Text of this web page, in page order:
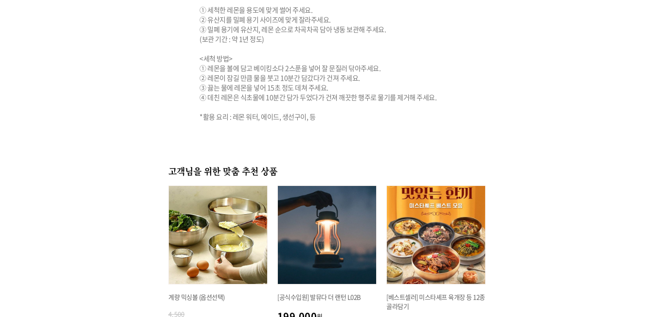
① 세척한 레몬을 용도에 맞게 썰어 주세요.
② 유산지를 밀폐 용기 사이즈에 맞게 잘라주세요.
③ 밀폐 용기에 유산지, 레몬 순으로 차곡차곡 담아 냉동 보관해 주세요.
(보관 기간 : 약 1년 정도)
<세척 방법>
① 레몬을 볼에 담고 베이킹소다 2스푼을 넣어 잘 문질러 닦아주세요.
② 레몬이 잠길 만큼 물을 붓고 10분간 담갔다가 건져 주세요.
③ 끓는 물에 레몬을 넣어 15초 정도 데쳐 주세요.
④ 데친 레몬은 식초물에 10분간 담가 두었다가 건져 깨끗한 행주로 물기를 제거해 주세요.
고객님을 위한 맞춤 추천 상품
계량 믹싱볼 (옵션선택)
4,500
[공식수입원] 발뮤다 더 랜턴 L02B
[베스트셀러] 미스타셰프 육개장 등 12종
골라담기